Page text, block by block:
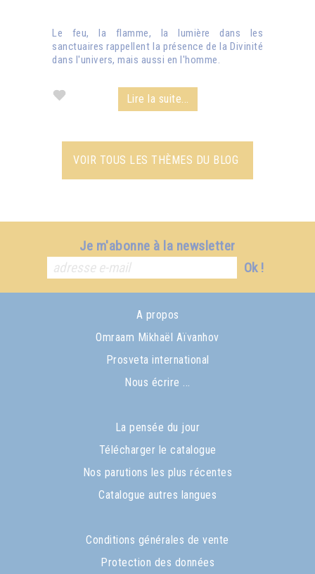
Le feu, la flamme, la lumière dans les
sanctuaires rappellent la présence de la Divinité
dans l'univers, mais aussi en l'homme.
Lire la suite...
VOIR TOUS LES THÈMES DU BLOG
Je m'abonne à la newsletter
Ok !
A propos
Omraam Mikhaël Aïvanhov
Prosveta international
Nous écrire ...
La pensée du jour
Télécharger le catalogue
Nos parutions les plus récentes
Catalogue autres langues
Conditions générales de vente
Protection des données